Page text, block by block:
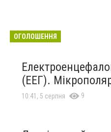
ОГОЛОШЕННЯ
(ЕЕГ).
10:41, 5 серпня 9